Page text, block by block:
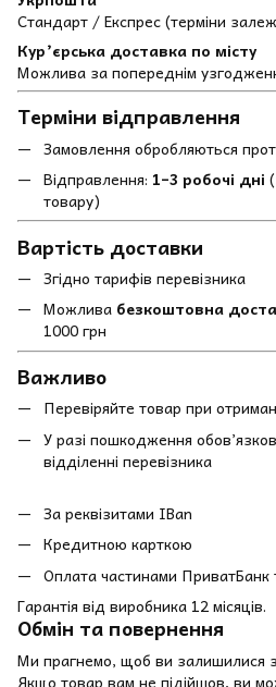
Стандарт / Експрес (терміни
Кур’єрська доставка по місту
Можлива за попереднім
Терміни відправлення
Замовлення обробляються
Відправлення: 1–3 робочі дні
товару)
Вартість доставки
Згідно тарифів перевізника
Можлива безкоштовна
1000 грн
Важливо
Перевіряйте товар при
У разі пошкодження
відділенні перевізника
За реквізитами IBan
Кредитною карткою
Оплата частинами ПриватБанк
Гарантія від виробника 12 місяців.
Обмін та повернення
Ми прагнемо, щоб ви залишилися
Якщо товар вам не підійшов, ви